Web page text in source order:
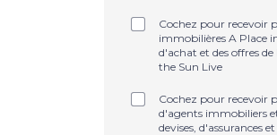
Cochez pour recevoir
immobilières A Place
d'achat et des offres
the Sun Live
Cochez pour recevoir
d'agents immobiliers
devises, d'assurances